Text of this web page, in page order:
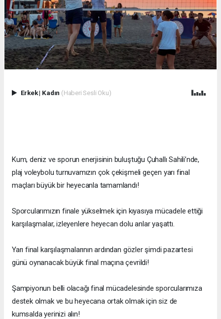
Erkek| Kadın (Haberi Sesli Oku)
Kum, deniz ve sporun enerjisinin buluştuğu Çuhallı Sahili’nde,
plaj voleybolu turnuvamızın çok çekişmeli geçen yarı final
maçları büyük bir heyecanla tamamlandı!
Sporcularımızın finale yükselmek için kıyasıya mücadele ettiği
karşılaşmalar, izleyenlere heyecan dolu anlar yaşattı.
Yarı final karşılaşmalarının ardından gözler şimdi pazartesi
günü oynanacak büyük final maçına çevrildi!
Şampiyonun belli olacağı final mücadelesinde sporcularımıza
destek olmak ve bu heyecana ortak olmak için siz de
kumsalda yerinizi alın!